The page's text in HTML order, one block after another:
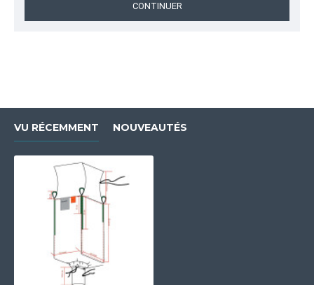
CONTINUER
VU RÉCEMMENT NOUVEAUTÉS